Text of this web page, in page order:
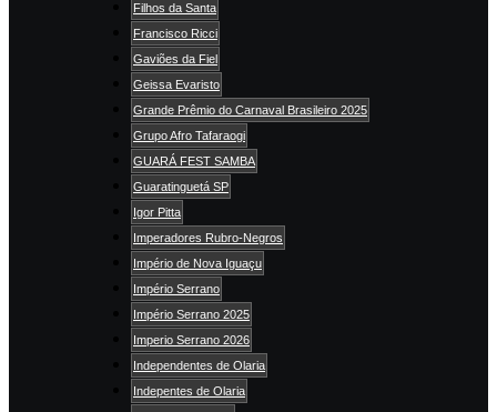
Filhos da Santa
Francisco Ricci
Gaviões da Fiel
Geissa Evaristo
Grande Prêmio do Carnaval Brasileiro 2025
Grupo Afro Tafaraogi
GUARÁ FEST SAMBA
Guaratinguetá SP
Igor Pitta
Imperadores Rubro-Negros
Império de Nova Iguaçu
Império Serrano
Império Serrano 2025
Imperio Serrano 2026
Independentes de Olaria
Indepentes de Olaria